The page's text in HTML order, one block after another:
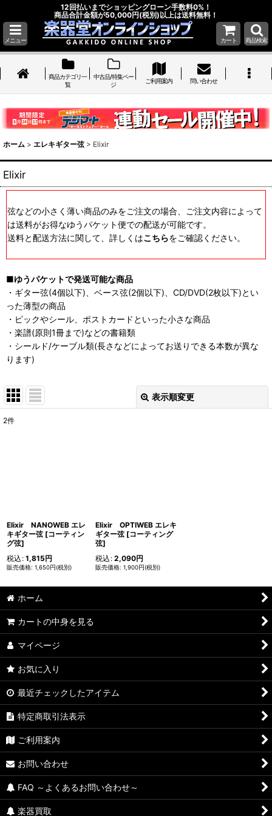
12回払いまでショッピングローン手数料0%！
商品合計金額が50,000円(税別)以上は送料無料！
メニュー カート 商品検索
商品カテゴリ一
覧
中古品/特集ペー
ジ
ご利用案内 問い合わせ
ホーム > エレキギター弦 > Elixir
Elixir
弦などの小さく薄い商品のみをご注文の場合、ご注文内容によって
は送料がお得なゆうパケット便での配送が可能です。
送料と配送方法に関して、詳しくはこちらをご確認ください。
■ゆうパケットで発送可能な商品
・ギター弦(4個以下)、ベース弦(2個以下)、CD/DVD(2枚以下)とい
った薄型の商品
・ピックやシール、ポストカードといった小さな商品
・楽譜(原則1冊まで)などの書籍類
・シールド/ケーブル類(長さなどによってお送りできる本数が異な
ります)
表示順変更
2件
Elixir NANOWEB エレ
キギター弦 [コーティン
グ弦]
1,650円(税別)
税込 : 1,815円
Elixir OPTIWEB エレキ
ギター弦 [コーティング
弦]
1,900円(税別)
税込 : 2,090円
ホーム
カートの中身を見る
マイページ
お気に入り
最近チェックしたアイテム
特定商取引法表示
ご利用案内
お問い合わせ
FAQ ～よくあるお問い合わせ～
楽器買取